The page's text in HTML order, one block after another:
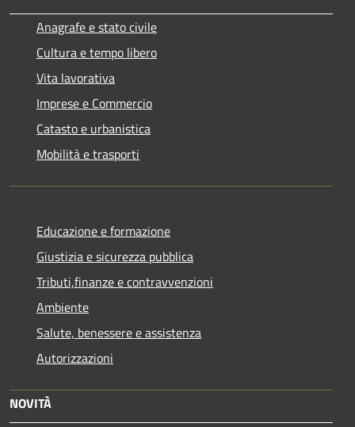
Anagrafe e stato civile
Cultura e tempo libero
Vita lavorativa
Imprese e Commercio
Catasto e urbanistica
Mobilità e trasporti
Educazione e formazione
Giustizia e sicurezza pubblica
Tributi,finanze e contravvenzioni
Ambiente
Salute, benessere e assistenza
Autorizzazioni
NOVITÀ